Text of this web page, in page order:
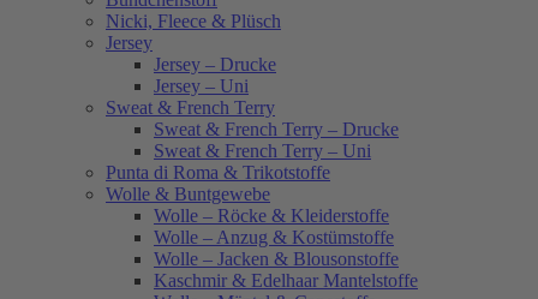
Nicki, Fleece & Plüsch
Jersey
Jersey – Drucke
Jersey – Uni
Sweat & French Terry
Sweat & French Terry – Drucke
Sweat & French Terry – Uni
Punta di Roma & Trikotstoffe
Wolle & Buntgewebe
Wolle – Röcke & Kleiderstoffe
Wolle – Anzug & Kostümstoffe
Wolle – Jacken & Blousonstoffe
Kaschmir & Edelhaar Mantelstoffe